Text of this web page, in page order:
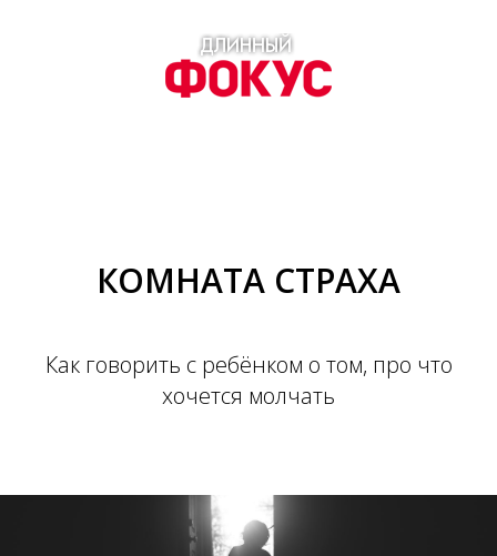
КОМНАТА СТРАХА
Как говорить с ребёнком о том, про что
хочется молчать